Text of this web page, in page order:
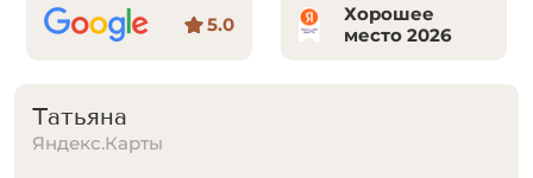
5.0
Хорошее
место 2026
Аня С.
Яндекс.Карты